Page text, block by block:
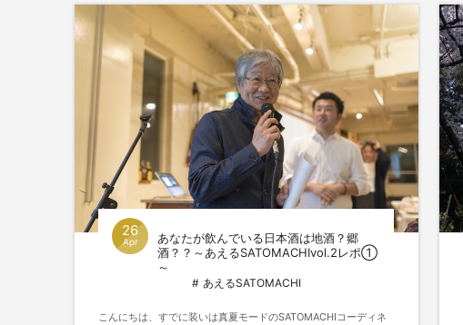
26
Apr
あなたが飲んでいる日本酒は地酒？郷
酒？？～あえるSATOMACHIvol.2レポ①
～
あえるSATOMACHI
こんにちは、すでに装いは真夏モードのSATOMACHIコーディネ